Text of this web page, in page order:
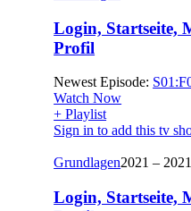
Login, Startseite,
Profil
Newest Episode:
Watch Now
+ Playlist
Sign in to add this tv
Grundlagen2021 – 2021
Login, Startseite,